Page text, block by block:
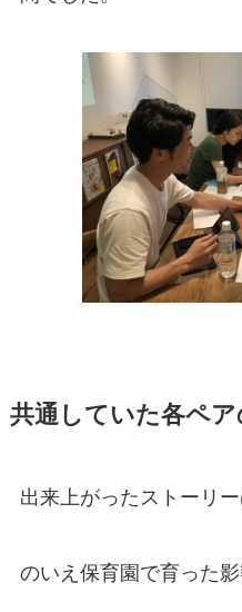
共通していた各ペ
出来上がったストーリ
のいえ保育園で育った